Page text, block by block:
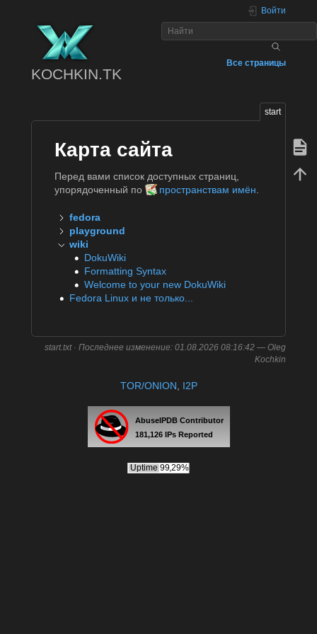
KOCHKIN.TK
Войти
Все страницы
start
Карта сайта
Перед вами список доступных страниц,
упорядоченный по
пространствам имён.
fedora
playground
wiki
DokuWiki
Formatting Syntax
Welcome to your new DokuWiki
Fedora Linux и не только...
start.txt· Последнее изменение: 01.08.2026 08:16:42— Oleg
Kochkin
TOR/ONION, I2P